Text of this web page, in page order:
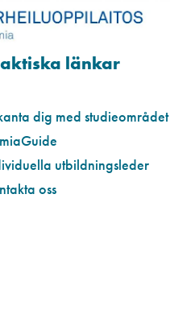
länkar
dig med studieområdet
utbildningsleder
oss